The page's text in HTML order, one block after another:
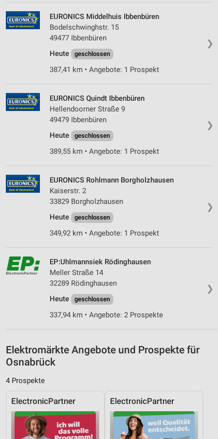
❯
EURONICS Middelhuis Ibbenbüren
Bodelschwinghstr. 15
49477 Ibbenbüren
Heute
geschlossen
387,41 km • Angebote: 1 Prospekt
❯
EURONICS Quindt Ibbenbüren
Hellendoorner Straße 9
49479 Ibbenbüren
Heute
geschlossen
389,55 km • Angebote: 1 Prospekt
❯
EURONICS Rohlmann Borgholzhausen
Kaiserstr. 2
33829 Borgholzhausen
Heute
geschlossen
349,92 km • Angebote: 1 Prospekt
❯
EP:Uhlmannsiek Rödinghausen
Meller Straße 14
32289 Rödinghausen
Heute
geschlossen
337,94 km • Angebote: 2 Prospekte
Elektromärkte Angebote und Prospekte für
Osnabrück
4 Prospekte
ElectronicPartner ElectronicPartner
Speichern von oder Zugriff auf Informationen
auf einem Endgerät
Verwendung reduzierter Daten zur Auswahl von
Werbeanzeigen
Verwendung von Profilen zur Auswahl
personalisierter Werbung
Erstellung von Profilen zur Personalisierung
Messung der Werbeleistung
Messung der Performance von Inhalten
Analyse von Zielgruppen durch Statistiken oder
Kombinationen von Daten aus verschiedenen
Entwicklung und Verbesserung der Angebote
Verwendung reduzierter Daten zur Auswahl von
IAB-Besonderheiten:
Geräte anhand von aktiv angeforderten
Informationen identifizieren
Notwendig
Performance
Funktional